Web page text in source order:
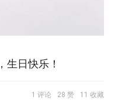
生日快乐！
1 评论 28 赞 11 收藏